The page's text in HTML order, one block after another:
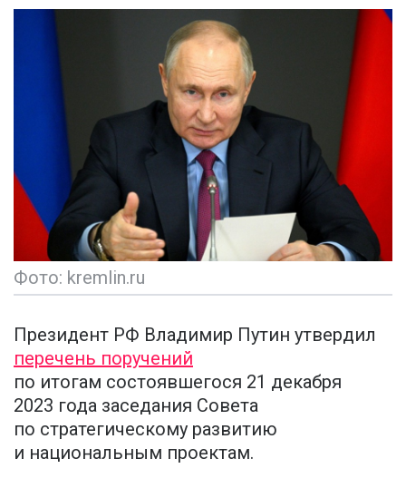
Фото: kremlin.ru
Президент РФ Владимир Путин утвердил
перечень поручений
по итогам состоявшегося 21 декабря
2023 года заседания Совета
по стратегическому развитию
и национальным проектам.